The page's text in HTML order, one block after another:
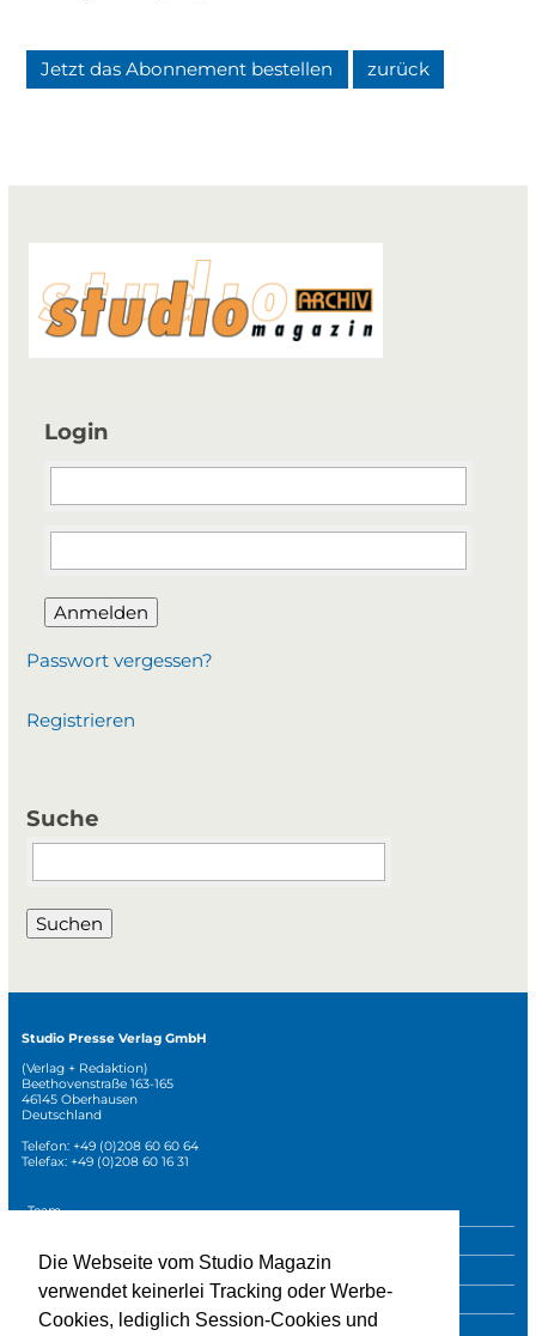
Die Webseite vom Studio Magazin
verwendet keinerlei Tracking oder Werbe-
Cookies, lediglich Session-Cookies und
Jetzt das Abonnement bestellen zurück
Login
Anmelden
Passwort vergessen?
Registrieren
Suche
Suchbegriffe
Suchen
Studio Presse Verlag GmbH
(Verlag + Redaktion)
Beethovenstraße 163-165
46145 Oberhausen
Deutschland
Telefon: +49 (0)208 60 60 64
Telefax: +49 (0)208 60 16 31
Navigation
Team
Sonderpublikationen
Impressum
Datenschutz